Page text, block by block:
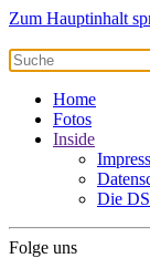
Zum Hauptinhalt
Home
Fotos
Inside
Die
Folge uns